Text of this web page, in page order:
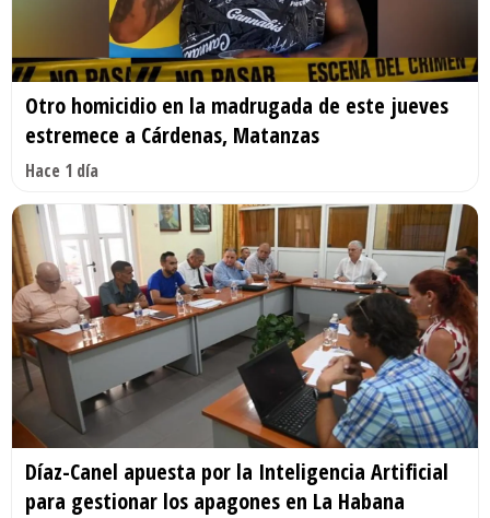
Otro homicidio en la madrugada de este jueves
estremece a Cárdenas, Matanzas
Hace 1 día
Díaz-Canel apuesta por la Inteligencia Artificial
para gestionar los apagones en La Habana